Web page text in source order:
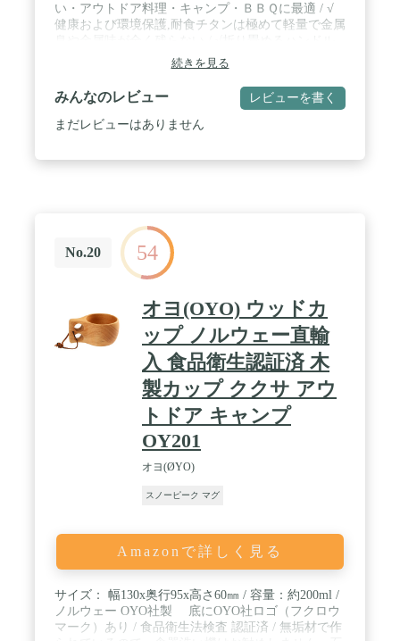
い・アウトドア料理・キャンプ・ＢＢＱに最適 / √
健康および環境保護,耐食チタンは極めて軽量で金属
が２つ装着され収納しやすい,メッシュバッグとボッ
クス付き / √アウトドア用マグカップ,食洗機対応 / √
サイズ：約Φ70mm* 80mm、容量：300ml 重量：約
62.3g;
続きを見る
みんなのレビュー レビューを書く
まだレビューはありません
No.20 54
オヨ(OYO) ウッドカ
ップ ノルウェー直輸
入 食品衛生認証済 木
製カップ ククサ アウ
トドア キャンプ
OY201
オヨ(ØYO)
スノーピーク マグ
Amazonで詳しく見る
サイズ： 幅130x奥行95x高さ60㎜ / 容量：約200ml /
ノルウェー OYO社製 底にOYO社ロゴ（フクロウ
マーク）あり / 食品衛生法検査 認証済 / 無垢材で作